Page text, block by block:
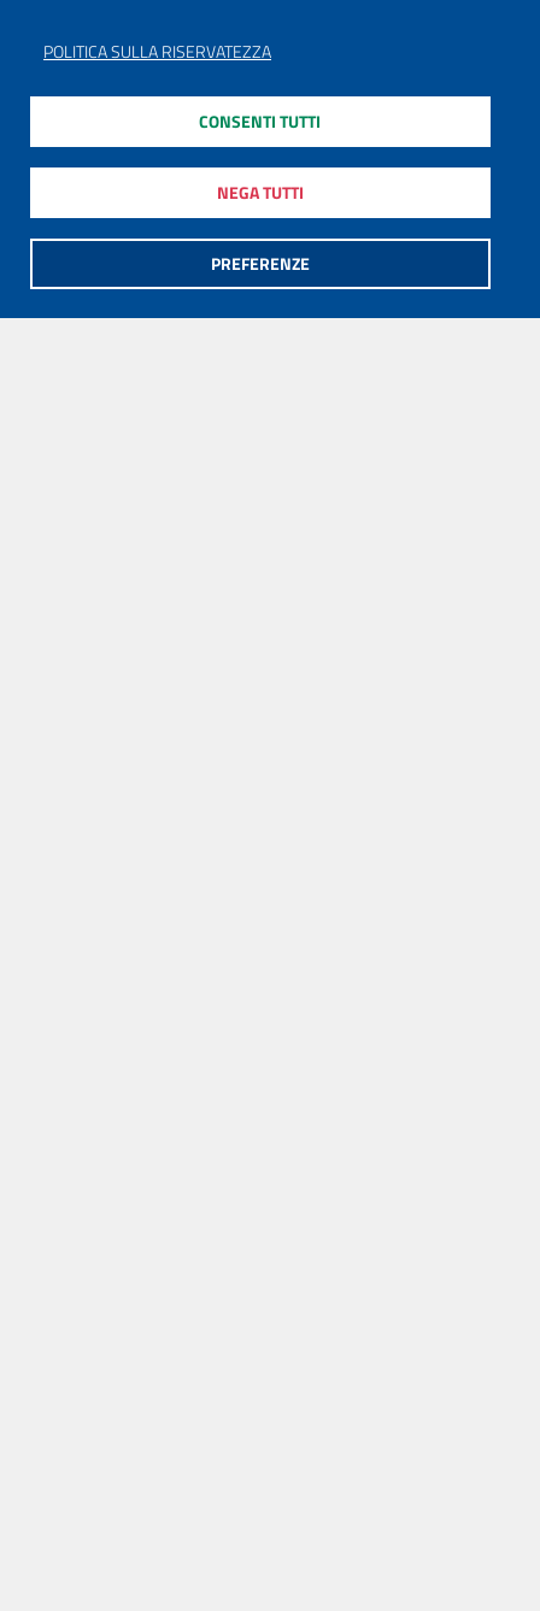
POLITICA SULLA RISERVATEZZA
PREFERENZE
NEGA TUTTI
CONSENTI TUTTI